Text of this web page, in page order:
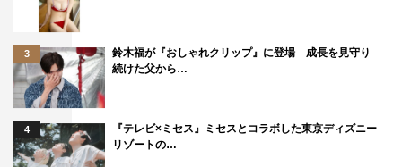
そして、太一と敏夫が食糧難の中でほどこしを乞う農夫役
で西田敏行、タイムスリップした直後の太一に激しく詰め
寄る昭和の老人役で橋爪功が出演する。
吉田羊（田宮ひかり 役）コメント
◆最初に脚本を読んだ際の感想を教えてください。
3
鈴木福が『おしゃれクリップ』に登場 成長を見守り
続けた父から…
4
『テレビ×ミセス』ミセスとコラボした東京ディズニー
リゾートの…